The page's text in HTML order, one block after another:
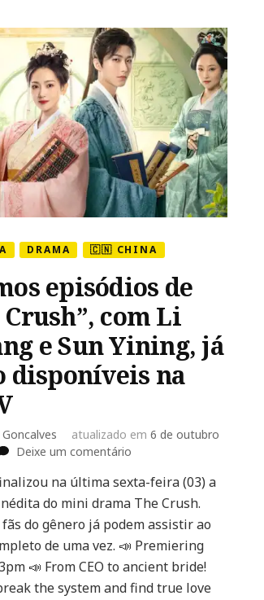
DRAMA 🇨🇳 CHINA
episódios de
Crush”, com Li
e Sun Yining, já
disponíveis na
atualizado em 6 de outubro
Deixe um comentário
episódios
de
“The
com
Li
Geyang
na última sexta-feira (03) a
do mini drama The Crush.
fãs do gênero já podem assistir ao
de uma vez. 📣 Premiering
📣 From CEO to ancient bride!
the system and find true love